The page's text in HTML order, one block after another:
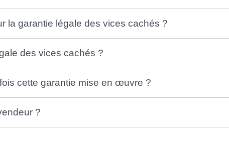
la garantie légale des vices cachés ?
des vices cachés ?
cette garantie mise en œuvre ?
?